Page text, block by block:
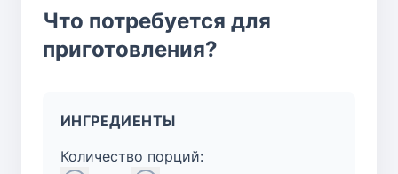
Что потребуется для
приготовления?
ИНГРЕДИЕНТЫ
Количество порций: